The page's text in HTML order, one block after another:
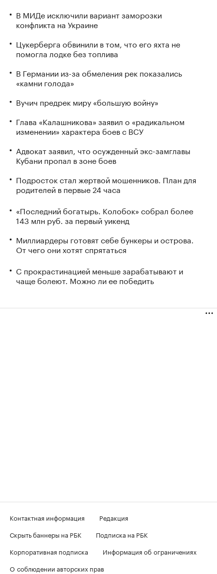
В МИДе исключили вариант заморозки
конфликта на Украине
Цукерберга обвинили в том, что его яхта не
помогла лодке без топлива
В Германии из-за обмеления рек показались
«камни голода»
Вучич предрек миру «большую войну»
Глава «Калашникова» заявил о «радикальном
изменении» характера боев с ВСУ
Адвокат заявил, что осужденный экс-замглавы
Кубани пропал в зоне боев
Подросток стал жертвой мошенников. План для
родителей в первые 24 часа
«Последний богатырь. Колобок» собрал более
143 млн руб. за первый уикенд
Миллиардеры готовят себе бункеры и острова.
От чего они хотят спрятаться
С прокрастинацией меньше зарабатывают и
чаще болеют. Можно ли ее победить
Контактная информация
Редакция
Скрыть баннеры на РБК
Подписка на РБК
Корпоративная подписка
Информация об ограничениях
О соблюдении авторских прав